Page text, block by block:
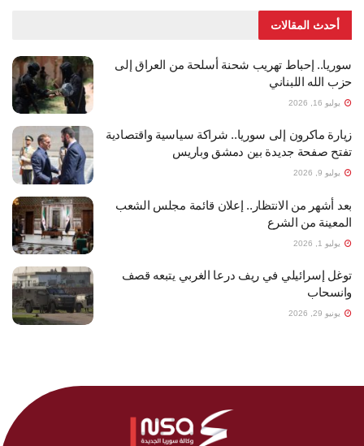
أحدث المقالات
سوريا.. إحباط تهريب شحنة أسلحة من العراق إلى
حزب الله اللبناني
يوليو 16, 2026
زيارة ماكرون إلى سوريا.. شراكة سياسية واقتصادية
تفتح صفحة جديدة بين دمشق وباريس
يوليو 9, 2026
بعد أشهر من الانتظار.. إعلان قائمة مجلس الشعب
المعينة من الشرع
يوليو 1, 2026
توغل إسرائيلي في ريف درعا الغربي يتبعه قصف
وانسحاب
يونيو 29, 2026